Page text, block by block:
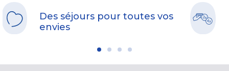
Des séjours pour toutes vos
envies